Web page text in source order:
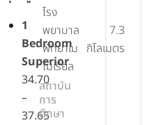
1
Bedroom
Superior
34.70
–
37.65
โรง
พยาบาล
พัทยาเม
โมเรียล
7.3
กิโลเมตร
สถาบัน
การ
ศึกษา